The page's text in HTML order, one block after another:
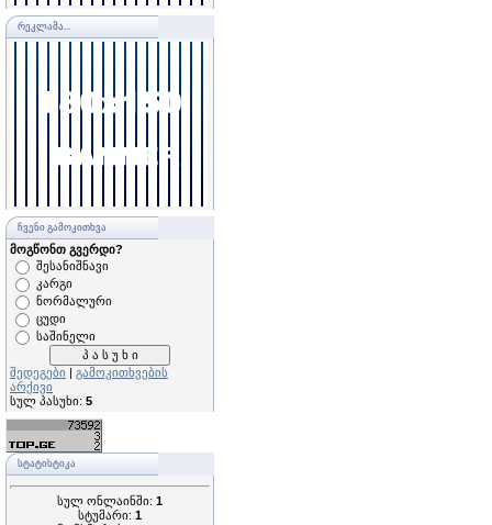
ᲠᲔᲙᲚᲐᲛᲐ...
ᲩᲕᲔᲜᲘ ᲒᲐᲛᲝᲙᲘᲗᲮᲕᲐ
მოგწონთ გვერდი?
შესანიშნავი
კარგი
ნორმალური
ცუდი
საშინელი
შედეგები | გამოკითხვების
არქივი
სულ პასუხი: 5
ᲡᲢᲐᲢᲘᲡᲢᲘᲙᲐ
სულ ონლაინში: 1
სტუმარი: 1